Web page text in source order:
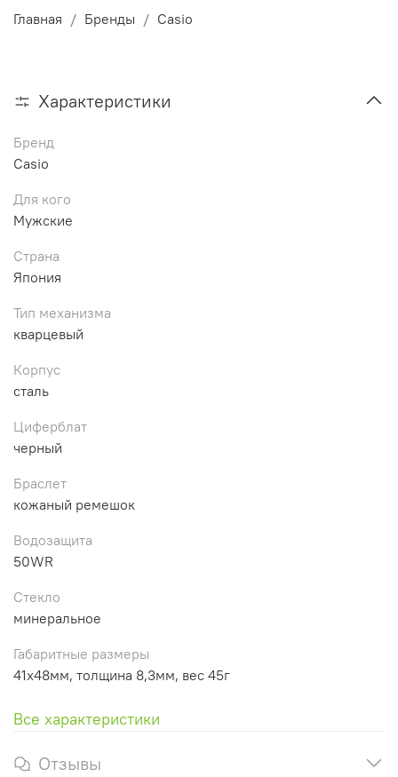
Главная Бренды Casio
Характеристики
Бренд
Casio
Для кого
Мужские
Страна
Япония
Тип механизма
кварцевый
Корпус
сталь
Циферблат
черный
Браслет
кожаный ремешок
Водозащита
50WR
Стекло
минеральное
Габаритные размеры
41x48мм, толщина 8,3мм, вес 45г
Все характеристики
Отзывы